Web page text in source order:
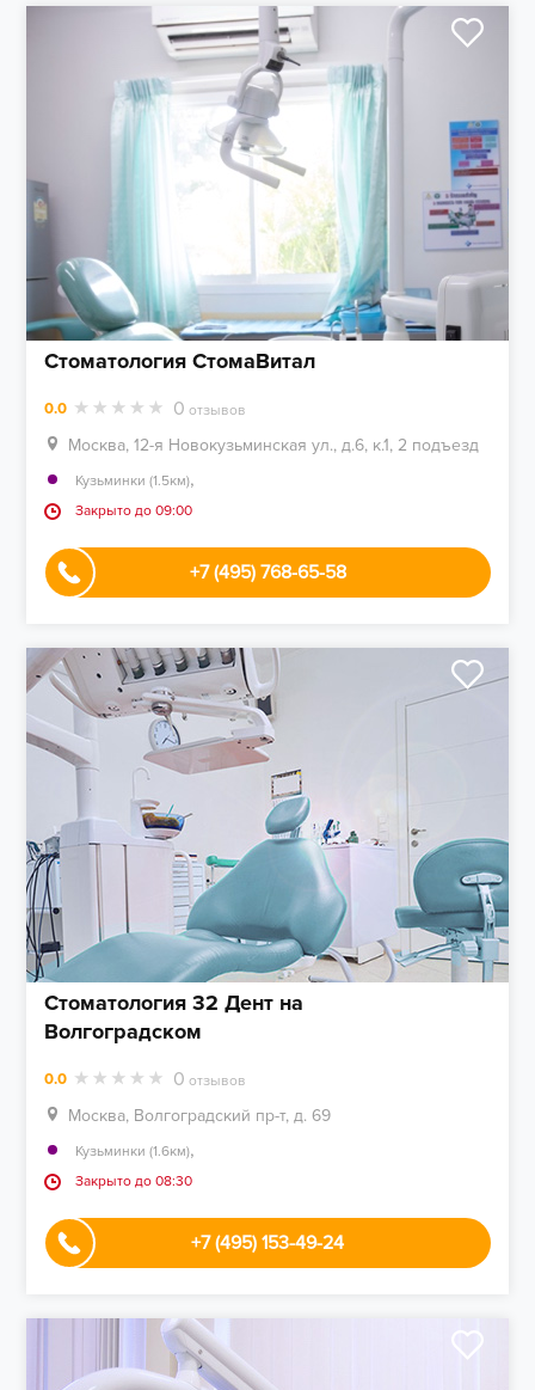
Стоматология СтомаВитал
0.0 0 отзывов
Москва, 12-я Новокузьминская ул., д.6, к.1, 2 подъезд
Кузьминки (1.5км),
Закрыто до 09:00
+7 (495) 768-65-58
Стоматология 32 Дент на
Волгоградском
0.0 0 отзывов
Москва, Волгоградский пр-т, д. 69
Кузьминки (1.6км),
Закрыто до 08:30
+7 (495) 153-49-24